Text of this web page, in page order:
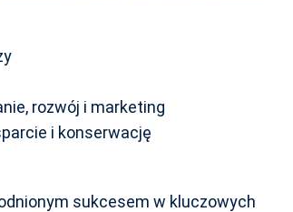
rozwój i marketing
i konserwację
sukcesem w kluczowych